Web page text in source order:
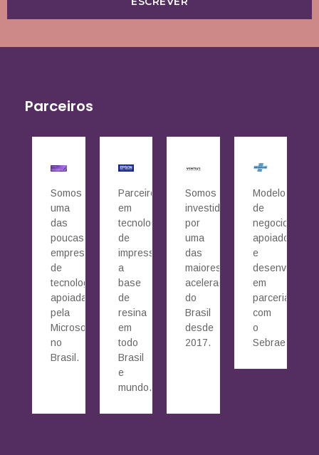
Parceiros
Somos
uma
das
poucas
empresas
de
tecnologia
apoiada
pela
Microsoft
no
Brasil.
Parceiros
em
tecnologia
de
impressão
a
base
de
resina
em
todo
Brasil
e
mundo.
Somos
investidos
por
uma
das
maiores
aceleradoras
do
Brasil
desde
2017.
Modelo
de
negocio
apoiado
e
desenvolvido
em
parceria
com
o
Sebrae.